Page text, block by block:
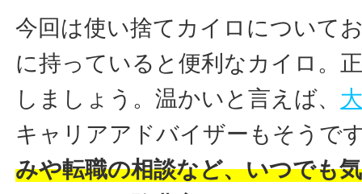
今回は使い捨てカイロについて
に持っていると便利なカイロ。
しましょう。温かいと言えば、
キャリアアドバイザーもそうで
みや転職の相談など、いつでも